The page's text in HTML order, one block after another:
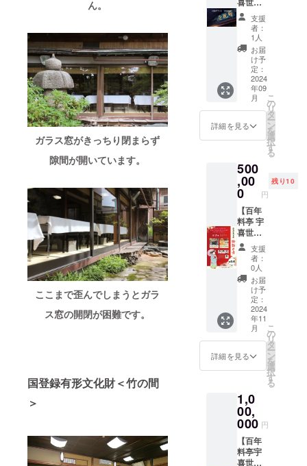
ん。
ガラス窓がきっちり閉まらず
隙間が開いています。
ここまで歪んでしまうとガラ
ス窓の開閉が困難です。
国登録有形文化財＜竹の間
＞
考欄へ
希望名
をご記
入くだ
さい
（辞退
される
場合は
その旨
ご記入
くださ
い） ＊
2024年
9月15日
から1年
間掲載
＊掲載
方法：
文字の
み
ラベル
や注意
書きを
ご確認
下さ
い。 ----
-----------
-----------
-----------
-----------
-----
【贈答
合】 以
下の内
容を備
考欄に
ご記載
くださ
い。 送
付先の
お名
前： 送
付先ご
住所：
送付先
電話番
号： 送
り主の
お名
前： 送
り主の
-----------
-----------
-----------
-----------
-------
00円の
リター
ンと同
じ内容
になり
ます。
～22：
00（不
定休）
＊宇喜
世まで
の交通
費、宿
泊費は
支援者
様のご
負担で
お願い
改修工
事をし
たお庭
を眺め
ること
が出来
る個室
をご用
意致し
ます。
（当日
の予約
状況に
よりご
用意で
きない
場合が
ござい
ま
満のお
子様は
無料。
2〜6歳
のお子
様には
お子様
料理を4
名ご招
待。
（有効
期限
2025年
3月末
日） ＊
2024年
9月頃、
夜会席
ご招待
ていた
だきま
す。 ＊
夜会席
営業時
間：
17：00
～22：
00（不
定休）
＊宇喜
世まで
の交通
費、宿
泊費は
支援者
様のご
負担で
お願い
改修工
事をし
たお庭
を眺め
ること
が出来
る個室
応援プ
ランＥ
500,000
円＞】
■心から
感謝の
気持ち
を込め
てお礼
のメー
ルを送
だきま
す。 ■
ご支援
者様の
お名前
（法人
名）を
公式HP
でご紹
介させ
ていた
だきま
す。備
考欄へ
希望名
をご記
入くだ
さい
（辞退
その旨
ご記入
くださ
い） ＊
掲載期
間：
2024年
支援
者：
1人
お届
け予
定：
2024
年09
月
詳細を見る
こ
の
リ
タ
ー
ン
を
選
択
す
る
500
,00
0 円
残り10
【百年
料亭 宇
喜世
「新潟
古町芸
妓」柳
都の舞
と地酒
を堪能
する会
ご招待
プラン
Ａ＜
500,000
円＞】
■心から
気持ち
を込め
てお礼
のメー
ルを送
信させ
ていた
支援
者：
0人
お届
け予
定：
2024
年11
月
詳細を見る
こ
の
リ
タ
ー
ン
を
選
択
す
る
1,0
00,
000 円
【百年
料亭宇
喜世